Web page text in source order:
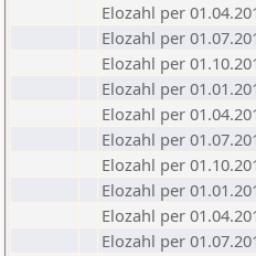
Elozahl per
Elozahl per
Elozahl per
Elozahl per
Elozahl per
Elozahl per
Elozahl per
Elozahl per
Elozahl per
Elozahl per